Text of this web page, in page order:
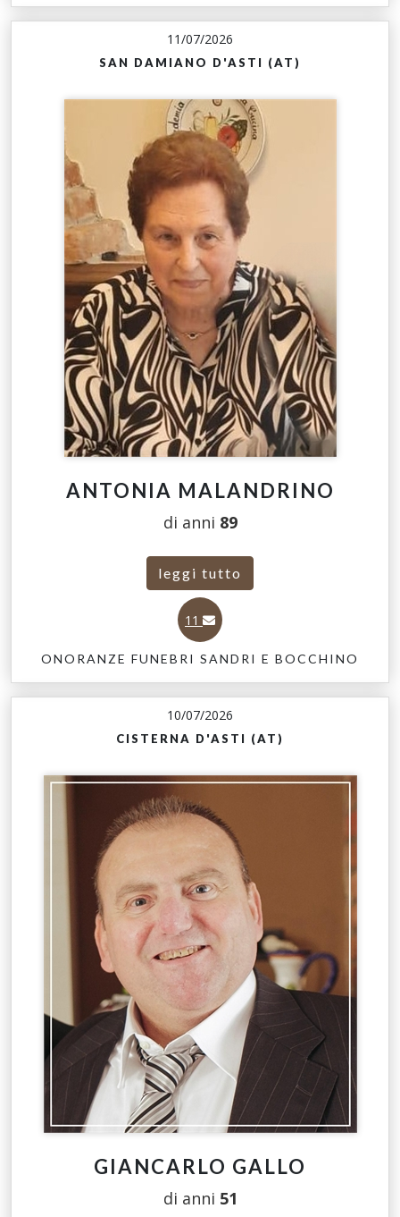
11/07/2026
SAN DAMIANO D'ASTI (AT)
ANTONIA MALANDRINO
di anni 89
leggi tutto
11
ONORANZE FUNEBRI SANDRI E BOCCHINO
10/07/2026
CISTERNA D'ASTI (AT)
GIANCARLO GALLO
di anni 51